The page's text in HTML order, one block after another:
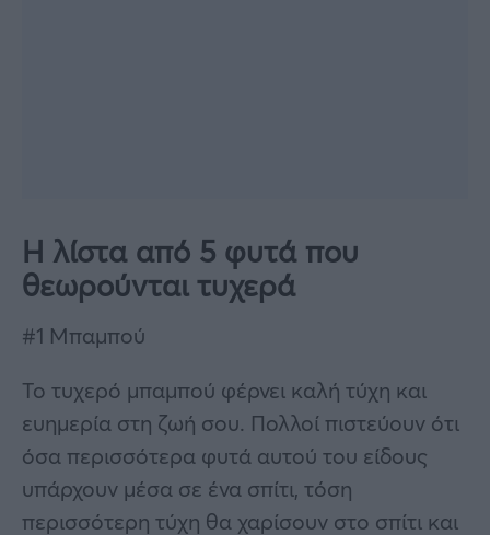
Η λίστα από 5 φυτά που
θεωρούνται τυχερά
#1 Μπαμπού
Το τυχερό μπαμπού φέρνει καλή τύχη και
ευημερία στη ζωή σου. Πολλοί πιστεύουν ότι
όσα περισσότερα φυτά αυτού του είδους
υπάρχουν μέσα σε ένα σπίτι, τόση
περισσότερη τύχη θα χαρίσουν στο σπίτι και